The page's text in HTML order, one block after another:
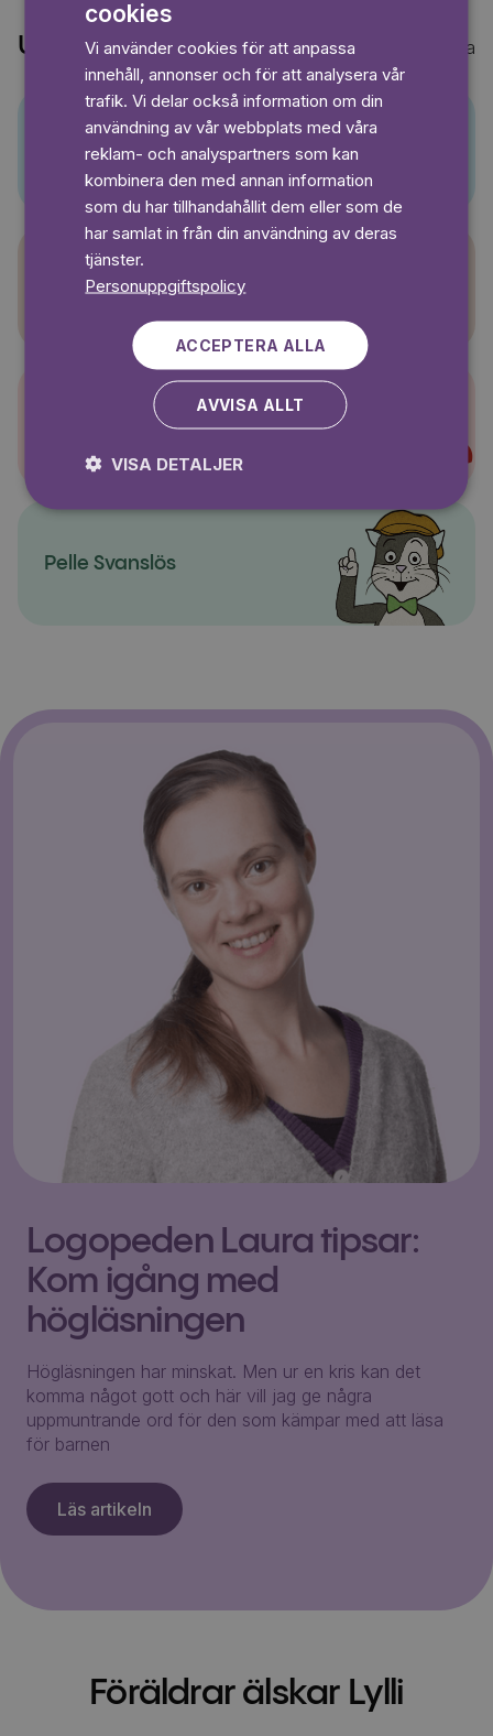
Upptäck också Visa alla
Sagasagor
Super-Charlie
Pelle Svanslös
Logopeden Laura tipsar:
Kom igång med
högläsningen
Högläsningen har minskat. Men ur en kris kan det
komma något gott och här vill jag ge några
uppmuntrande ord för den som kämpar med att läsa
för barnen
Läs artikeln
Föräldrar älskar Lylli
cookies
Vi använder cookies för att anpassa
innehåll, annonser och för att analysera vår
trafik. Vi delar också information om din
användning av vår webbplats med våra
reklam- och analyspartners som kan
kombinera den med annan information
som du har tillhandahållit dem eller som de
har samlat in från din användning av deras
tjänster.
Personuppgiftspolicy
ACCEPTERA ALLA
AVVISA ALLT
VISA DETALJER